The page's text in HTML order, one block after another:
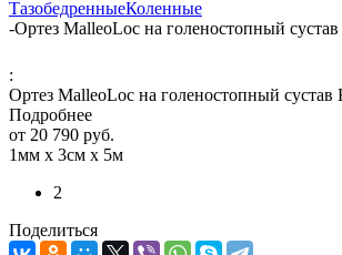
ТазобедренныеКоленные
-Ортез MalleoLoc на голеностопный
:
Ортез MalleoLoc на голеностопный
Подробнее
от 20 790 руб.
1мм х 3см х 5м
2
Поделиться